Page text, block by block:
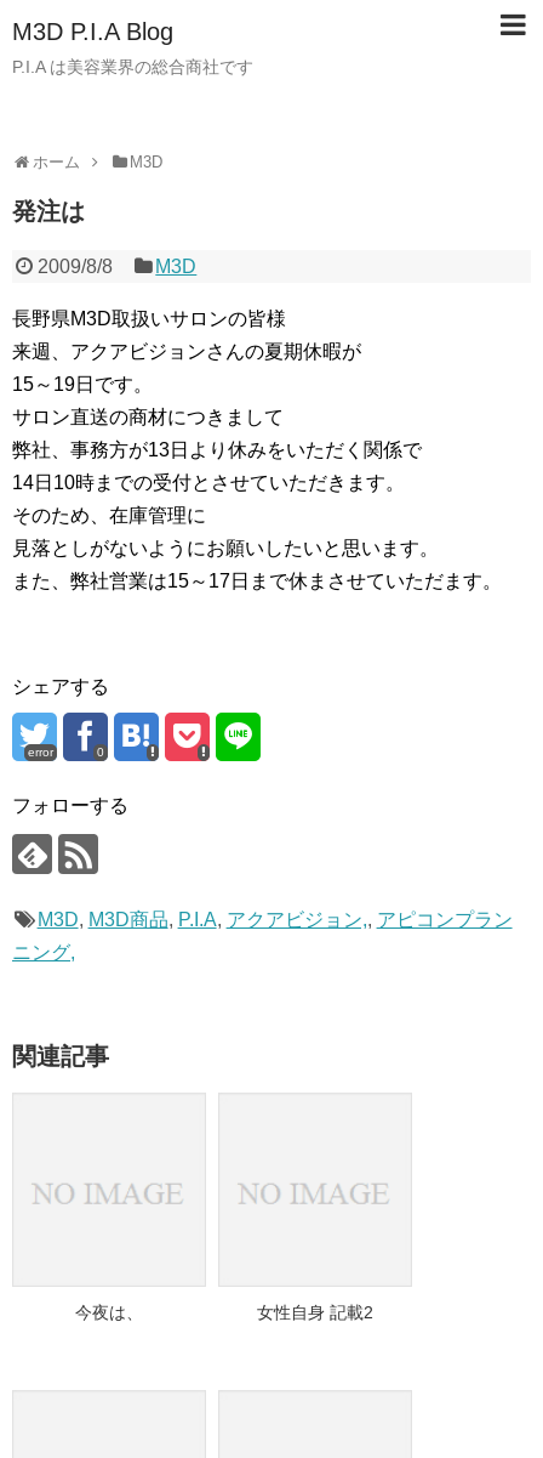
M3D P.I.A Blog
P.I.A は美容業界の総合商社です
ホーム M3D
発注は
2009/8/8 M3D
長野県M3D取扱いサロンの皆様
来週、アクアビジョンさんの夏期休暇が
15～19日です。
サロン直送の商材につきまして
弊社、事務方が13日より休みをいただく関係で
14日10時までの受付とさせていただきます。
そのため、在庫管理に
見落としがないようにお願いしたいと思います。
また、弊社営業は15～17日まで休まさせていただます。
シェアする
error 0
フォローする
M3D, M3D商品, P.I.A, アクアビジョン,, アピコンプラン
ニング,
関連記事
今夜は、 女性自身 記載2